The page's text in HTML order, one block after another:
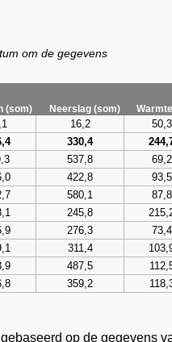
om de gegevens
(som) Neerslag (som)
16,2 50,3
330,4
537,8 69,2
422,8 93,5
580,1 87,8
245,8
276,3 73,4
311,4
487,5
359,2
op de gegevens